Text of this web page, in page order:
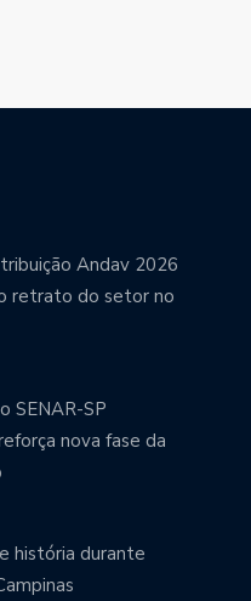
Andav 2026
retrato do setor no
SENAR-SP
nova fase da
história durante